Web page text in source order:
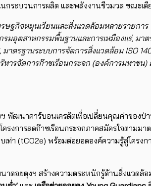
ระบวนการผลิต และพลังงานชีวมวล ขณะเ
ษฐกิจหมุนเวียนและสิ่งแวดล้อมหลายรายก
มอุตสาหกรรมพื้นฐานและการเหมืองแร่, ม
าตรฐานระบบการจัดการสิ่งแวดล้อม ISO
รจัดการก๊าซเรือนกระจก (องค์การมหา
พัฒนาคาร์บอนเครดิตเพื่อเปลี่ยนคุณค่าของป่า
งการลดก๊าซเรือนกระจกภาคสมัครใจตามม
เท่า (tCO2e) พร้อมต่อยอดองค์ความรู้สู่โค
าดอยตุงฯ สร้างความตระหนักรู้ด้านสิ่งแวดล้